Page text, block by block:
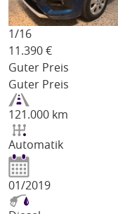
1/16
11.390 €
Guter Preis
Guter Preis
121.000 km
Automatik
01/2019